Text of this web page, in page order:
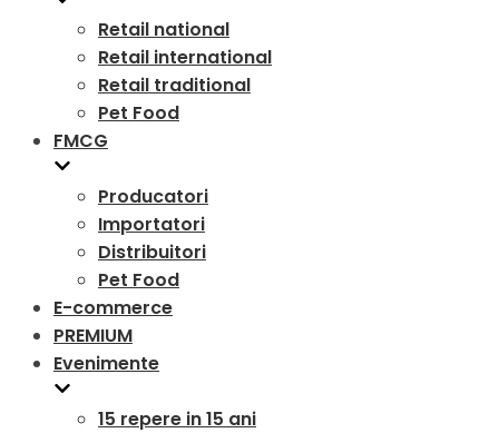
Retail national
Retail international
Retail traditional
Pet Food
FMCG
Producatori
Importatori
Distribuitori
Pet Food
E-commerce
PREMIUM
Evenimente
15 repere in 15 ani